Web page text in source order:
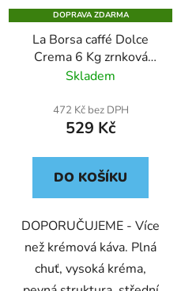
DOPRAVA ZDARMA
La Borsa caffé Dolce
Crema 6 Kg zrnková
káva
Skladem
472 Kč bez DPH
529 Kč
DO KOŠÍKU
DOPORUČUJEME - Více
než krémová káva. Plná
chuť, vysoká kréma,